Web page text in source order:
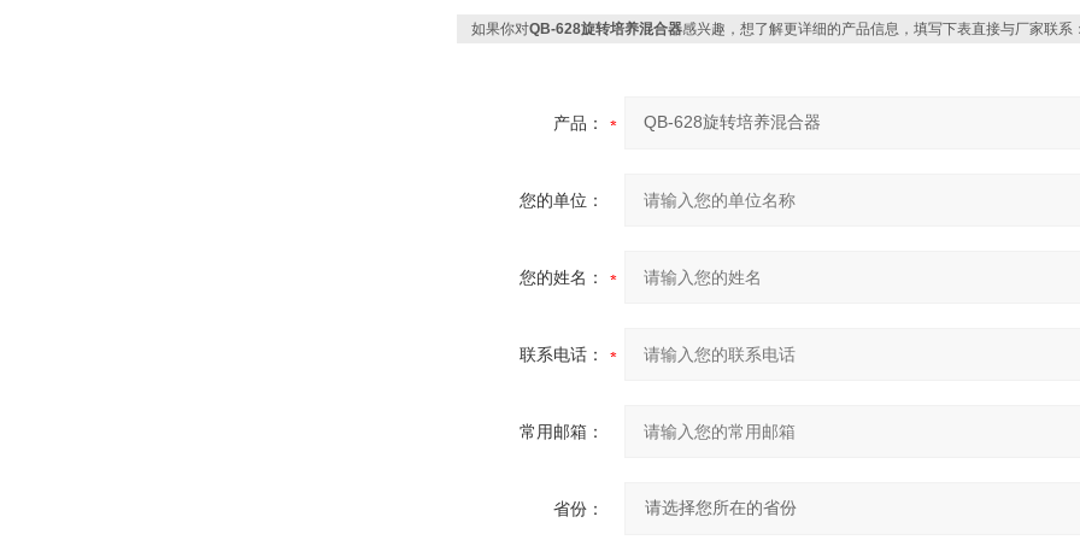
如果你对QB-628旋转培养混合器感兴趣，想了解更详细的产品信息，填写下表直接与厂家联系
产品：
您的单位：
您的姓名：
联系电话：
常用邮箱：
省份：